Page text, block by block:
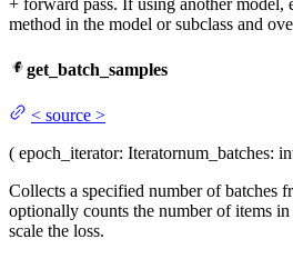
method in the model or subclass and
get_batch_samples
< source >
( epoch_iterator: Iteratornum_batches:
Collects a specified number of batches
optionally counts the number of items
scale the loss.